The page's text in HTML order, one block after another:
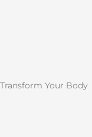
Transform Your Body